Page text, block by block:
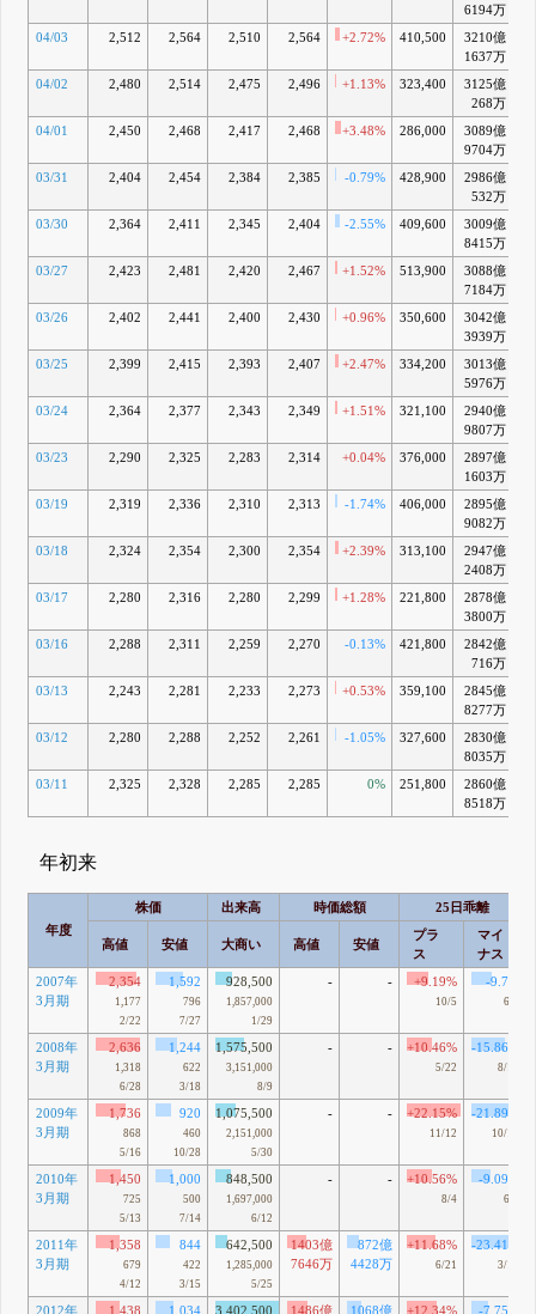
6194万
04/03 2,512 2,564 2,510 2,564 +2.72% 410,500
3210億
1637万
04/02 2,480 2,514 2,475 2,496 +1.13% 323,400
3125億
268万
04/01 2,450 2,468 2,417 2,468 +3.48% 286,000
3089億
9704万
03/31 2,404 2,454 2,384 2,385 -0.79% 428,900
2986億
532万
03/30 2,364 2,411 2,345 2,404 -2.55% 409,600
3009億
8415万
03/27 2,423 2,481 2,420 2,467 +1.52% 513,900
3088億
7184万
03/26 2,402 2,441 2,400 2,430 +0.96% 350,600
3042億
3939万
03/25 2,399 2,415 2,393 2,407 +2.47% 334,200
3013億
5976万
03/24 2,364 2,377 2,343 2,349 +1.51% 321,100
2940億
9807万
03/23 2,290 2,325 2,283 2,314 +0.04% 376,000
2897億
1603万
03/19 2,319 2,336 2,310 2,313 -1.74% 406,000
2895億
9082万
03/18 2,324 2,354 2,300 2,354 +2.39% 313,100
2947億
2408万
03/17 2,280 2,316 2,280 2,299 +1.28% 221,800
2878億
3800万
03/16 2,288 2,311 2,259 2,270 -0.13% 421,800
2842億
716万
03/13 2,243 2,281 2,233 2,273 +0.53% 359,100
2845億
8277万
03/12
2,280 2,288 2,252 2,261 -1.05% 327,600
2830億
8035万
03/11 2,325 2,328 2,285 2,285 0% 251,800
2860億
8518万
年初来
年度
株価 出来高 時価総額 25日乖離
高値 安値 大商い 高値 安値
プラ
ス
マイ
ナス
2007年
3月期
2,354
1,177
2/22
1,592
796
7/27
928,500
1,857,000
1/29
- - +9.19%
10/5
-9.7%
6/8
2008年
3月期
2,636
1,318
6/28
1,244
622
3/18
1,575,500
3,151,000
8/9
- - +10.46%
5/22
-15.86%
8/10
2009年
3月期
1,736
868
5/16
920
460
10/28
1,075,500
2,151,000
5/30
- - +22.15%
11/12
-21.89%
10/10
2010年
3月期
1,450
725
5/13
1,000
500
7/14
848,500
1,697,000
6/12
- - +10.56%
8/4
-9.09%
6/1
2011年
3月期
1,358
679
4/12
844
422
3/15
642,500
1,285,000
5/25
1403億
7646万
872億
4428万
+11.68%
6/21
-23.41%
3/15
2012年 1,438 1,034 3,402,500 1486億 1068億 +12.34% -7.75%